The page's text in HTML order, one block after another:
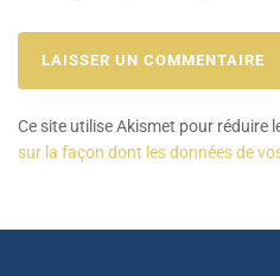
Ce site utilise Akismet pour réduire
sur la façon dont les données de